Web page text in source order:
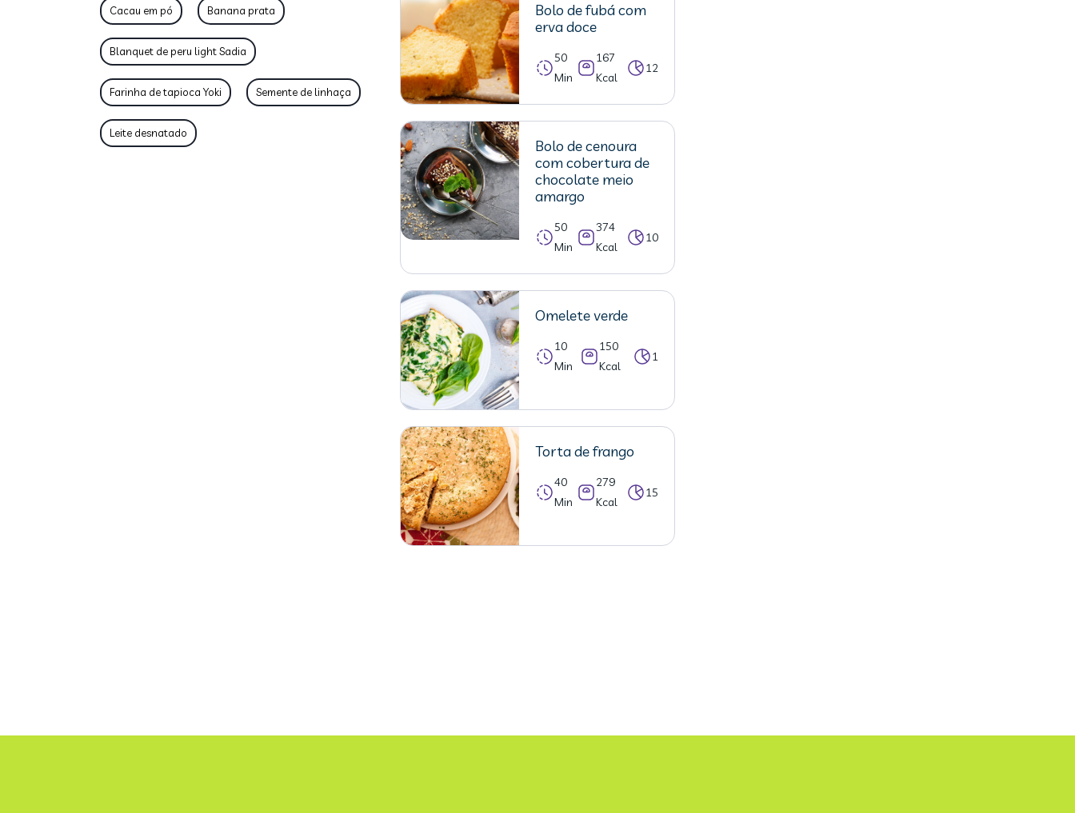
Cacau em pó Banana prata
Blanquet de peru light Sadia
Farinha de tapioca Yoki Semente de linhaça
Leite desnatado
Bolo de fubá com
erva doce
50
Min
167
Kcal
12
Bolo de cenoura
com cobertura de
chocolate meio
amargo
50
Min
374
Kcal
10
Omelete verde
10
Min
150
Kcal
1
Torta de frango
40
Min
279
Kcal
15